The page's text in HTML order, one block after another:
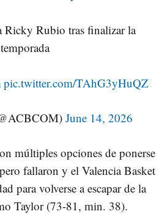
Ricky Rubio tras finalizar la
temporada
pic.twitter.com/TAhG3yHuQZ
June 14, 2026
múltiples opciones de ponerse
fallaron y el Valencia Basket
para volverse a escapar de la
Taylor (73-81, min. 38).